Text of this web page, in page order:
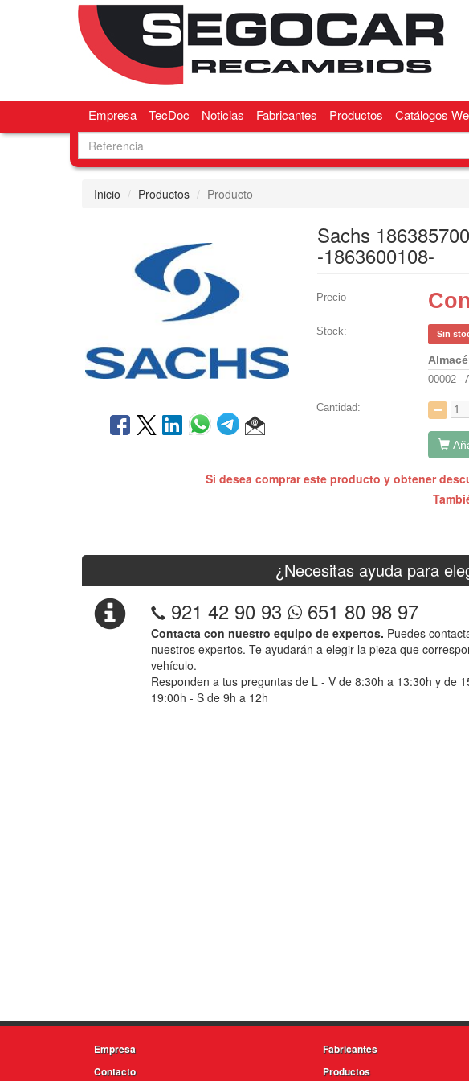
Empresa TecDoc Noticias Fabricantes Productos Catálogos
Inicio Productos Producto
Sachs
-1863600108-
Precio
Stock: Sin
00002 -
Cantidad:
Si desea comprar este producto y obtener
¿Necesitas ayuda para
921 42 90 93 651 80 98 97
Contacta con nuestro equipo de expertos. Puedes
nuestros expertos. Te ayudarán a elegir la pieza que
vehículo.
Responden a tus preguntas de L - V de 8:30h a 13:30h y de
19:00h - S de 9h a 12h
Empresa
Contacto
Fabricantes
Productos